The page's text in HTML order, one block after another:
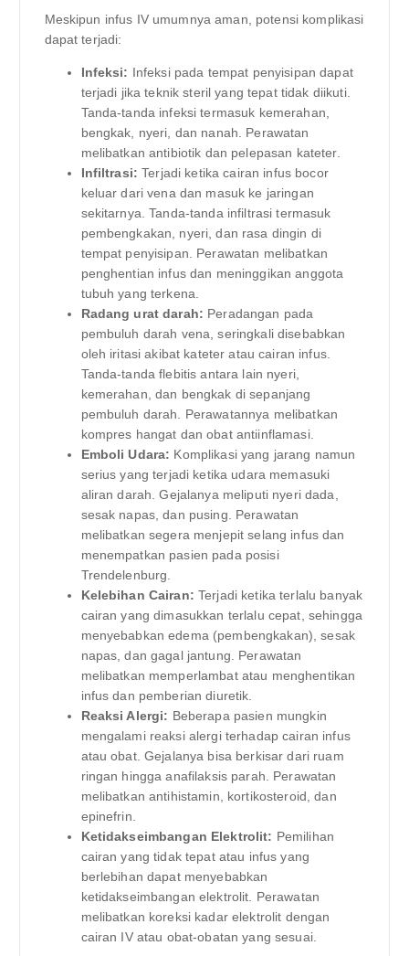
Meskipun infus IV umumnya aman, potensi komplikasi
dapat terjadi:
Infeksi: Infeksi pada tempat penyisipan dapat
terjadi jika teknik steril yang tepat tidak diikuti.
Tanda-tanda infeksi termasuk kemerahan,
bengkak, nyeri, dan nanah. Perawatan
melibatkan antibiotik dan pelepasan kateter.
Infiltrasi: Terjadi ketika cairan infus bocor
keluar dari vena dan masuk ke jaringan
sekitarnya. Tanda-tanda infiltrasi termasuk
pembengkakan, nyeri, dan rasa dingin di
tempat penyisipan. Perawatan melibatkan
penghentian infus dan meninggikan anggota
tubuh yang terkena.
Radang urat darah: Peradangan pada
pembuluh darah vena, seringkali disebabkan
oleh iritasi akibat kateter atau cairan infus.
Tanda-tanda flebitis antara lain nyeri,
kemerahan, dan bengkak di sepanjang
pembuluh darah. Perawatannya melibatkan
kompres hangat dan obat antiinflamasi.
Emboli Udara: Komplikasi yang jarang namun
serius yang terjadi ketika udara memasuki
aliran darah. Gejalanya meliputi nyeri dada,
sesak napas, dan pusing. Perawatan
melibatkan segera menjepit selang infus dan
menempatkan pasien pada posisi
Trendelenburg.
Kelebihan Cairan: Terjadi ketika terlalu banyak
cairan yang dimasukkan terlalu cepat, sehingga
menyebabkan edema (pembengkakan), sesak
napas, dan gagal jantung. Perawatan
melibatkan memperlambat atau menghentikan
infus dan pemberian diuretik.
Reaksi Alergi: Beberapa pasien mungkin
mengalami reaksi alergi terhadap cairan infus
atau obat. Gejalanya bisa berkisar dari ruam
ringan hingga anafilaksis parah. Perawatan
melibatkan antihistamin, kortikosteroid, dan
epinefrin.
Ketidakseimbangan Elektrolit: Pemilihan
cairan yang tidak tepat atau infus yang
berlebihan dapat menyebabkan
ketidakseimbangan elektrolit. Perawatan
melibatkan koreksi kadar elektrolit dengan
cairan IV atau obat-obatan yang sesuai.